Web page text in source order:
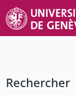
Rechercher